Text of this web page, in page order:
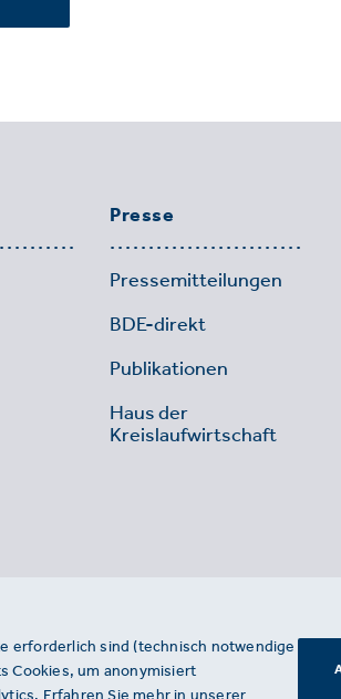
Presse
Pressemitteilungen
BDE-direkt
Publikationen
Haus der
Kreislaufwirtschaft
erforderlich sind (technisch notwendige
Cookies, um anonymisiert
Erfahren Sie mehr in unserer